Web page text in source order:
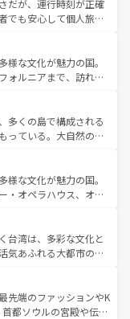
英国パブ、サッカー観
も豊富。イギリスを旅
だが、運行時刻が正確
でも安心して個人旅行
らではのユニークな
なく町歩きも満喫する
め物価も高いが、旅行
きる。 なお、新
を参照してほしい。
様な文化が魅力の国。
ォルニアまで、訪れる
ング、エンターテイ
トだ。一方、アメリカ
キャニオンやイエロー
食が融合した独特の
域で異なる魅力を楽
史を感じることができ
しい。
多くの島で構成される
っている。大自然の神
光地といえばオアフ
ウイ島やカウアイ島が
く海をはじめ、豊かな
えてくれるハワイの
ワイアンミュージッ
てがハワイの魅力を彩
。
様な文化が魅力の国。
・オペラハウス、オー
ルル（エアーズロッ
ケアンズの熱帯雨林な
フェやワイン、オージ
、サーフィンやダイ
ア好きにはたまらな
存分に味わいつくそ
台湾は、多彩な文化と
気あふれる大都市の台
部など、都市の喧騒
れる人に新しい発見と
深い台湾の食文化も魅
先端のファッションやK
都ソウルの宮殿や伝統